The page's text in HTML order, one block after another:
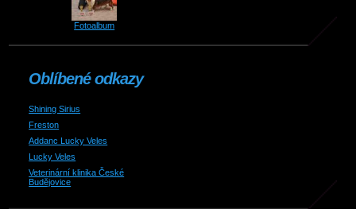
Fotoalbum
Oblíbené odkazy
Shining Sirius
Freston
Addanc Lucky Veles
Lucky Veles
Veterinární klinika České
Budějovice